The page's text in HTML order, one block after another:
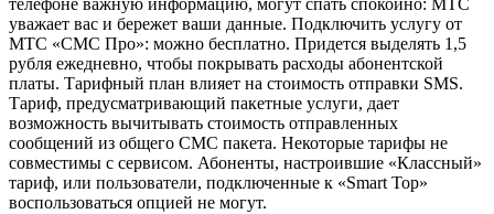
телефоне важную информацию, могут спать спокойно: МТС
уважает вас и бережет ваши данные. Подключить услугу от
МТС «СМС Про»: можно бесплатно. Придется выделять 1,5
рубля ежедневно, чтобы покрывать расходы абонентской
платы. Тарифный план влияет на стоимость отправки SMS.
Тариф, предусматривающий пакетные услуги, дает
возможность вычитывать стоимость отправленных
сообщений из общего СМС пакета. Некоторые тарифы не
совместимы с сервисом. Абоненты, настроившие «Классный»
тариф, или пользователи, подключенные к «Smart Top»
воспользоваться опцией не могут.